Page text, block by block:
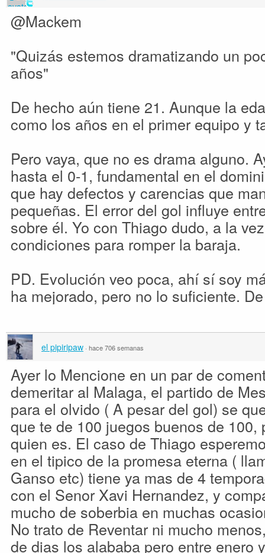
@Mackem
"Quizás estemos dramatizando un
años"
De hecho aún tiene 21. Aunque la
como los años en el primer equipo y
Pero vaya, que no es drama alguno.
hasta el 0-1, fundamental en el
que hay defectos y carencias que
pequeñas. El error del gol influye
sobre él. Yo con Thiago dudo, a la
condiciones para romper la baraja.
PD. Evolución veo poca, ahí sí soy
ha mejorado, pero no lo suficiente.
el pipiripaw · hace 706 semanas
Ayer lo Mencione en un par de
demeritar al Malaga, el partido de
para el olvido ( A pesar del gol) se
que te de 100 juegos buenos de 100,
quien es. El caso de Thiago
en el tipico de la promesa eterna (
Ganso etc) tiene ya mas de 4
con el Senor Xavi Hernandez, y
mucho de soberbia en muchas
No trato de Reventar ni mucho
de dias los alababa pero entre enero